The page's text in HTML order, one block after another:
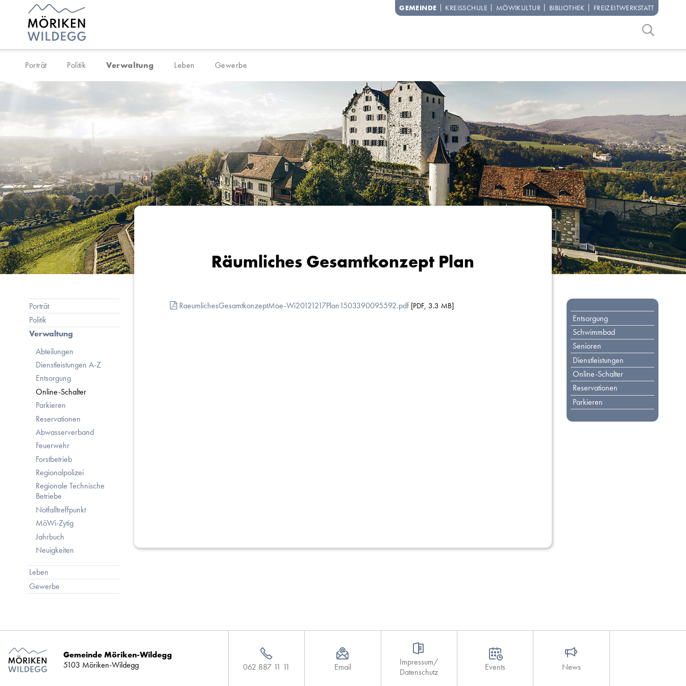
Navigieren in Möriken-Wildegg
Schnellnavigation GEMEINDE KREIS­SCHULE MÖWI­KULTUR BIBLIO­THEK FREIZEIT­WERKSTATT
Suche
Porträt Politik Verwaltung Leben Gewerbe
Subnavigation
Porträt
Politik
Verwaltung
Abteilungen
Dienstleistungen A-Z
Entsorgung
Online-Schalter
Parkieren
Reservationen
Abwasserverband
Feuerwehr
Forstbetrieb
Regionalpolizei
Regionale Technische
Betriebe
Notfalltreffpunkt
MöWi-Zytig
Jahrbuch
Neuigkeiten
Leben
Gewerbe
Räumliches Gesamtkonzept Plan
RaeumlichesGesamtkonzeptMoe-Wi20121217Plan1503390095592.pdf [PDF, 3.3 MB] Toplinks
Entsorgung
Schwimmbad
Senioren
Dienstleistungen
Online-Schalter
Reservationen
Parkieren
Gemeinde Möriken-Wildegg
5103 Möriken-Wildegg
062 887 11 11 Email
Impressum/
Datenschutz
Events News